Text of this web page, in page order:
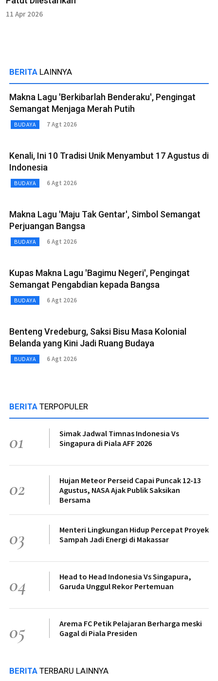
11 Apr 2026
BERITA LAINNYA
Makna Lagu 'Berkibarlah Benderaku', Pengingat
Semangat Menjaga Merah Putih
BUDAYA 7 Agt 2026
Kenali, Ini 10 Tradisi Unik Menyambut 17 Agustus di
Indonesia
BUDAYA 6 Agt 2026
Makna Lagu 'Maju Tak Gentar', Simbol Semangat
Perjuangan Bangsa
BUDAYA 6 Agt 2026
Kupas Makna Lagu 'Bagimu Negeri', Pengingat
Semangat Pengabdian kepada Bangsa
BUDAYA 6 Agt 2026
Benteng Vredeburg, Saksi Bisu Masa Kolonial
Belanda yang Kini Jadi Ruang Budaya
BUDAYA 6 Agt 2026
BERITA TERPOPULER
01
Simak Jadwal Timnas Indonesia Vs
Singapura di Piala AFF 2026
02
Hujan Meteor Perseid Capai Puncak 12-13
Agustus, NASA Ajak Publik Saksikan
Bersama
03
Menteri Lingkungan Hidup Percepat Proyek
Sampah Jadi Energi di Makassar
04
Head to Head Indonesia Vs Singapura,
Garuda Unggul Rekor Pertemuan
05
Arema FC Petik Pelajaran Berharga meski
Gagal di Piala Presiden
BERITA TERBARU LAINNYA